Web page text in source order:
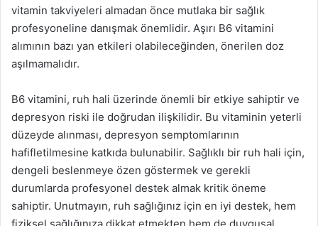
vitamin takviyeleri almadan önce mutlaka bir sağlık
profesyoneline danışmak önemlidir. Aşırı B6 vitamini
alımının bazı yan etkileri olabileceğinden, önerilen doz
aşılmamalıdır.
B6 vitamini, ruh hali üzerinde önemli bir etkiye sahiptir ve
depresyon riski ile doğrudan ilişkilidir. Bu vitaminin yeterli
düzeyde alınması, depresyon semptomlarının
hafifletilmesine katkıda bulunabilir. Sağlıklı bir ruh hali için,
dengeli beslenmeye özen göstermek ve gerekli
durumlarda profesyonel destek almak kritik öneme
sahiptir. Unutmayın, ruh sağlığınız için en iyi destek, hem